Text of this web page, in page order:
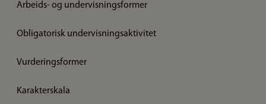
Arbeids- og undervisningsformer
Obligatorisk undervisningsaktivitet
Vurderingsformer
Karakterskala